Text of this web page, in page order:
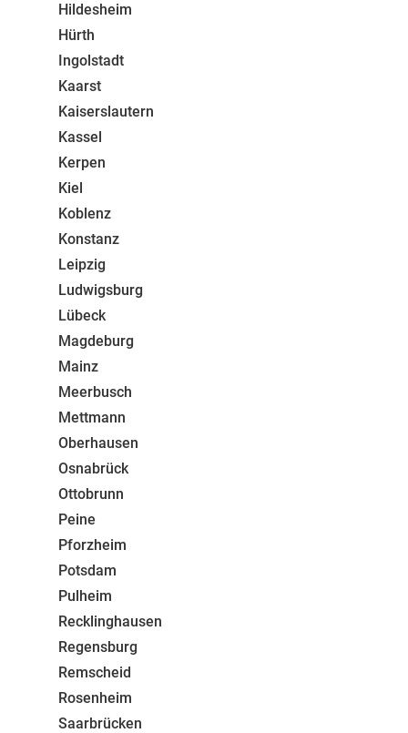
Hildesheim
Hürth
Ingolstadt
Kaarst
Kaiserslautern
Kassel
Kerpen
Kiel
Koblenz
Konstanz
Leipzig
Ludwigsburg
Lübeck
Magdeburg
Mainz
Meerbusch
Mettmann
Oberhausen
Osnabrück
Ottobrunn
Peine
Pforzheim
Potsdam
Pulheim
Recklinghausen
Regensburg
Remscheid
Rosenheim
Saarbrücken